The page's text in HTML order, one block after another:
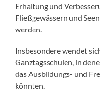
Erhaltung und
Fließgewässern und
werden.
Insbesondere wendet
Ganztagsschulen, in
das Ausbildungs- und
könnten.